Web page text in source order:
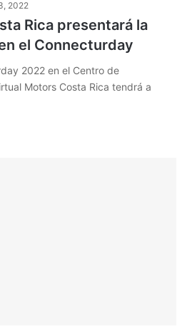
2022
Rica presentará la
el Connecturday
2022 en el Centro de
Motors Costa Rica tendrá a